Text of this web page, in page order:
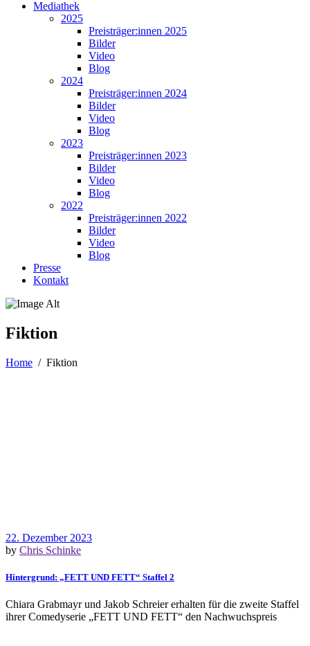
Mediathek
2025
Preisträger:innen 2025
Bilder
Video
Blog
2024
Preisträger:innen 2024
Bilder
Video
Blog
2023
Preisträger:innen 2023
Bilder
Video
Blog
2022
Preisträger:innen 2022
Bilder
Video
Blog
Presse
Kontakt
Fiktion
Home / Fiktion
22. Dezember 2023
by Chris Schinke
Hintergrund: „FETT UND FETT“ Staffel 2
Chiara Grabmayr und Jakob Schreier erhalten für die zweite Staffel
ihrer Comedyserie „FETT UND FETT“ den Nachwuchspreis